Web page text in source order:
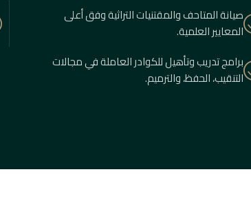
صيانة المتاحف والمقتنيات التراثية وفق أعلى
المعايير العلمية.
برامج تدريب وتأهيل للكوادر العاملة في مجالات
التنقيب، الحفظ، والترميم.